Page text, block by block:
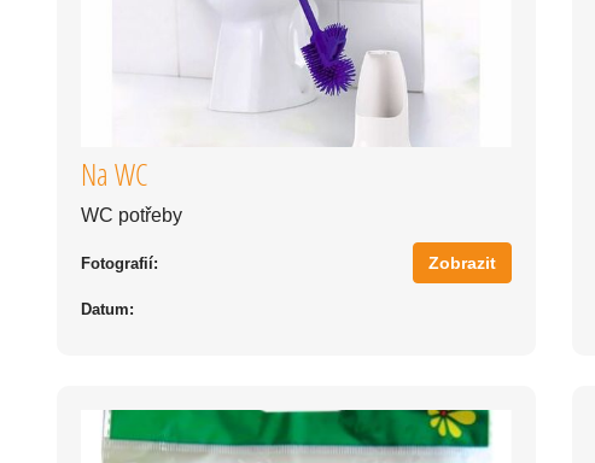
Na WC
WC potřeby
Fotografií:
Datum:
Zobrazit